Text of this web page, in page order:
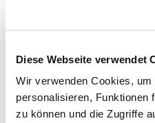
Diese Webseite verwendet
Wir verwenden Cookies,
personalisieren, Funktionen
zu können und die Zugriffe